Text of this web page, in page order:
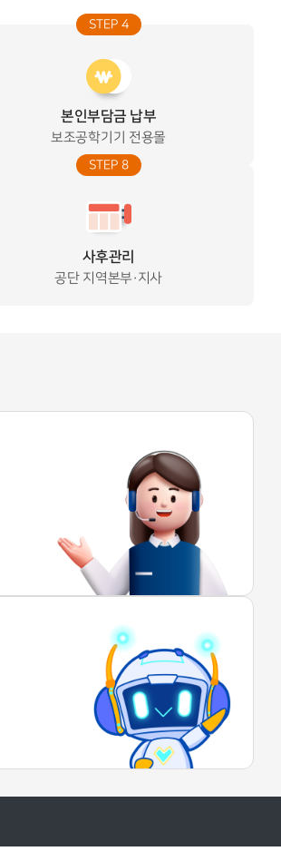
STEP 4
본인부담금 납부
보조공학기기 전용몰
STEP 8
사후관리
공단 지역본부·지사